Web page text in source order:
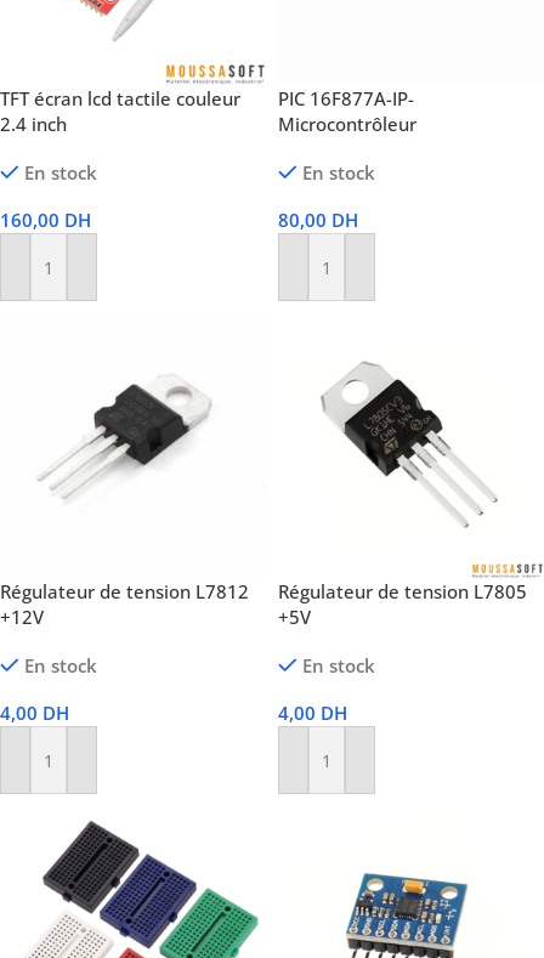
TFT écran lcd tactile couleur
2.4 inch
En stock
160,00 DH
Ajouter Au Panier
PIC 16F877A-IP-
Microcontrôleur
En stock
80,00 DH
Ajouter Au Panier
Régulateur de tension L7812
+12V
En stock
4,00 DH
Ajouter Au Panier
Régulateur de tension L7805
+5V
En stock
4,00 DH
Ajouter Au Panier